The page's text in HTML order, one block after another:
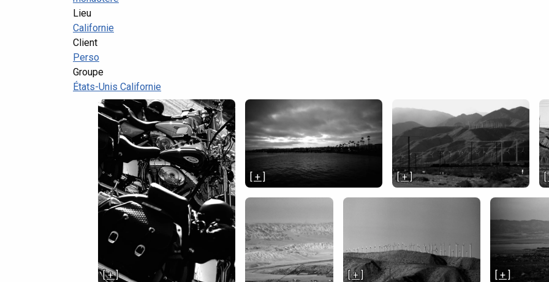
Lieu
Californie
Client
Perso
Groupe
États-Unis Californie
[ + ]
[ + ] [ + ]
[ + ] [ + ]